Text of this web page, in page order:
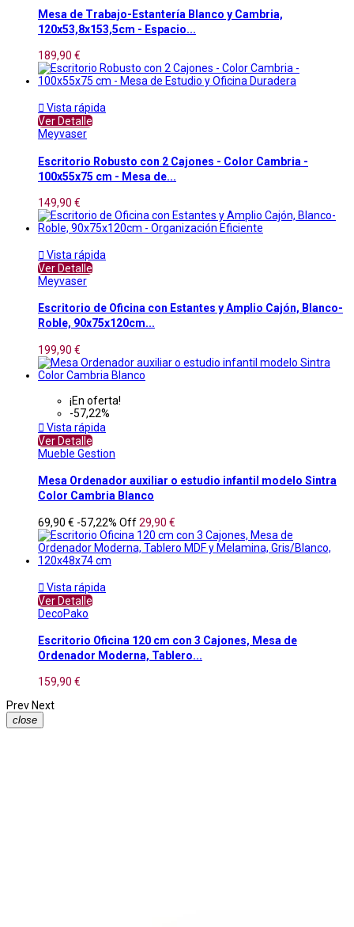
Mesa de Trabajo-Estantería Blanco y Cambria,
120x53,8x153,5cm - Espacio...
189,90 €
 Vista rápida
Ver Detalle
Meyvaser
Escritorio Robusto con 2 Cajones - Color Cambria -
100x55x75 cm - Mesa de...
149,90 €
 Vista rápida
Ver Detalle
Meyvaser
Escritorio de Oficina con Estantes y Amplio Cajón, Blanco-
Roble, 90x75x120cm...
199,90 €
¡En oferta!
-57,22%
 Vista rápida
Ver Detalle
Mueble Gestion
Mesa Ordenador auxiliar o estudio infantil modelo Sintra
Color Cambria Blanco
69,90 € -57,22% Off29,90 €
 Vista rápida
Ver Detalle
DecoPako
Escritorio Oficina 120 cm con 3 Cajones, Mesa de
Ordenador Moderna, Tablero...
159,90 €
Prev Next
close